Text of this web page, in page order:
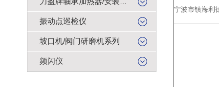
振动点巡检仪
坡口机/阀门研磨机系列
频闪仪
宁波市镇海利